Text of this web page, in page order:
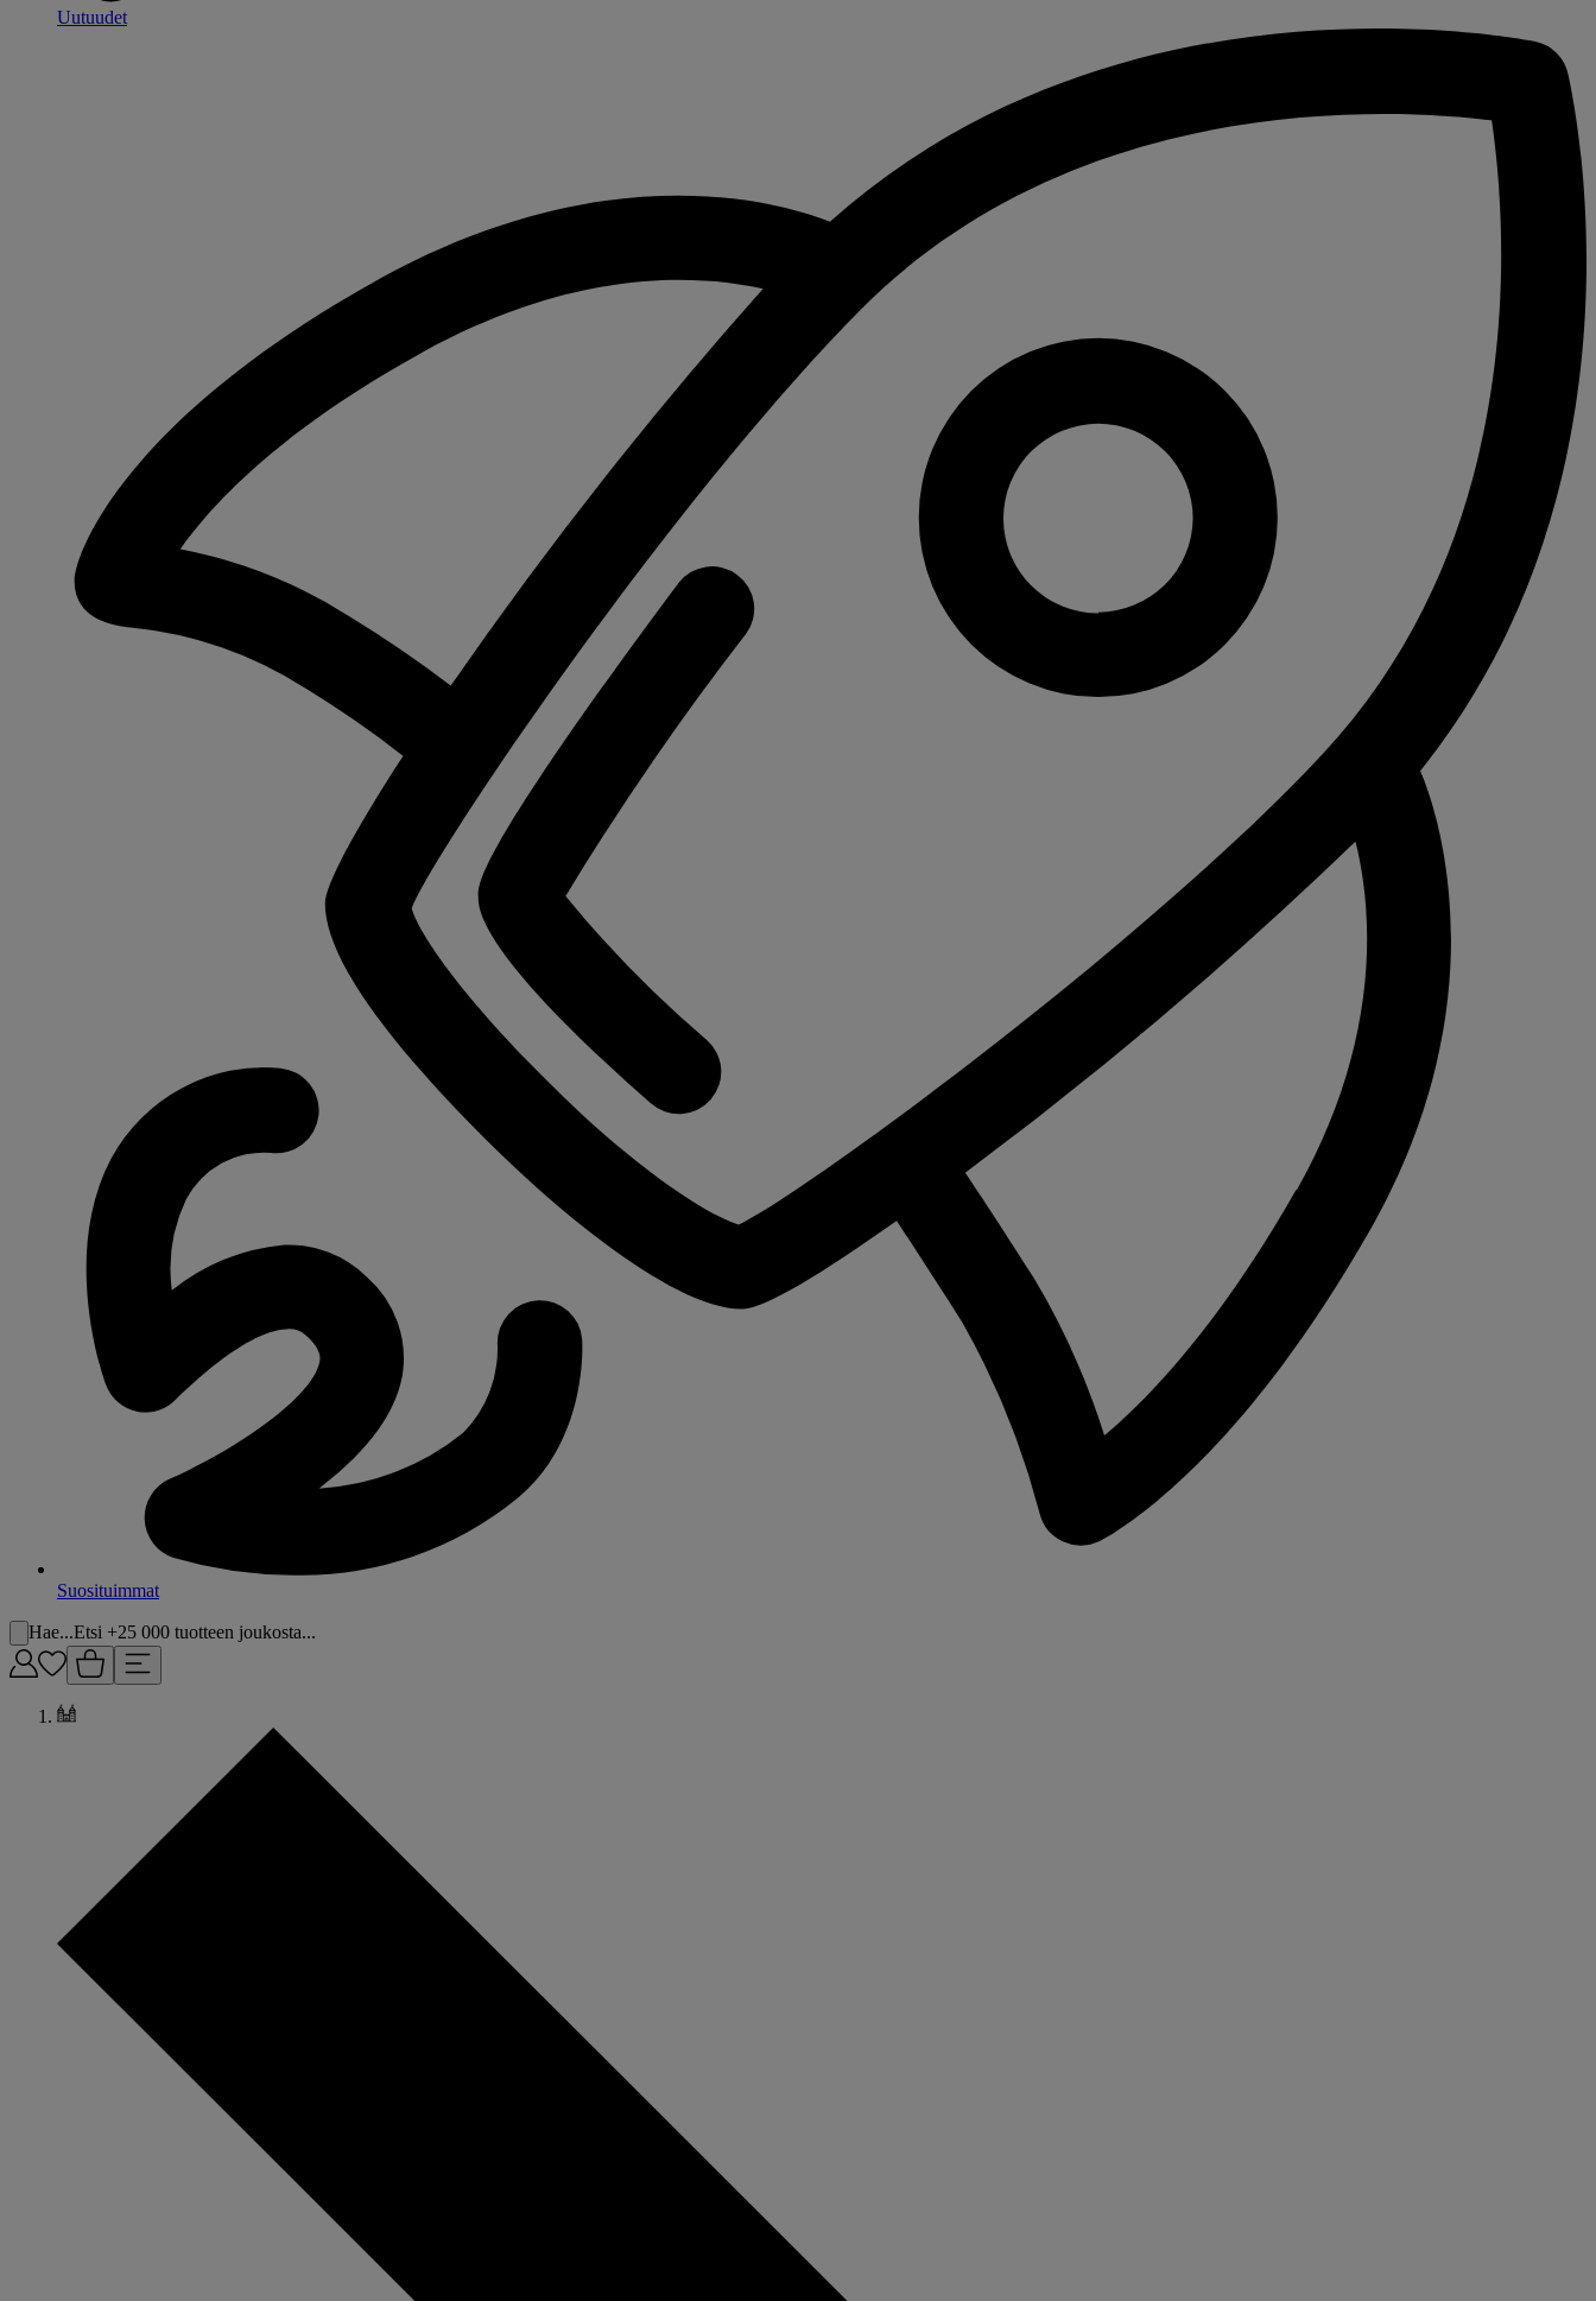
Uutuudet
Suosituimmat
Hae...Etsi +25 000 tuotteen joukosta...